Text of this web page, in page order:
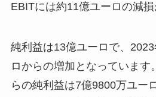
EBITには約11億ユーロの減損
純利益は13億ユーロで、
ロからの増加となっています
らの純利益は7億9800万ユー